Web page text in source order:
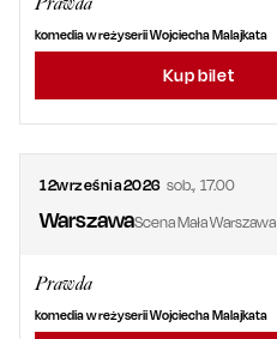
komedia w reżyserii Wojciecha Malajkata
Kup bilet
12września2026 sob., 17.00
WarszawaScena Mała Warszawa
Prawda
komedia w reżyserii Wojciecha Malajkata